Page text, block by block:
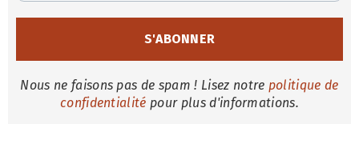
Nous ne faisons pas de spam ! Lisez notre politique de
confidentialité pour plus d'informations.